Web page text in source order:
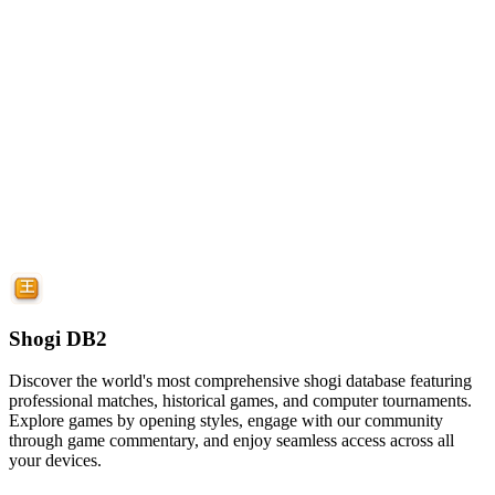
Shogi DB2
Discover the world's most comprehensive shogi database featuring
professional matches, historical games, and computer tournaments.
Explore games by opening styles, engage with our community
through game commentary, and enjoy seamless access across all
your devices.